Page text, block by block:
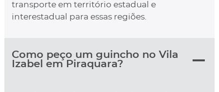
transporte em território estadual e
interestadual para essas regiões.
Como peço um guincho no Vila
Izabel em Piraquara?